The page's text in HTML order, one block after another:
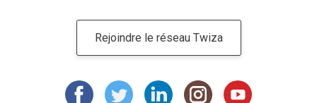
Rejoindre le réseau Twiza